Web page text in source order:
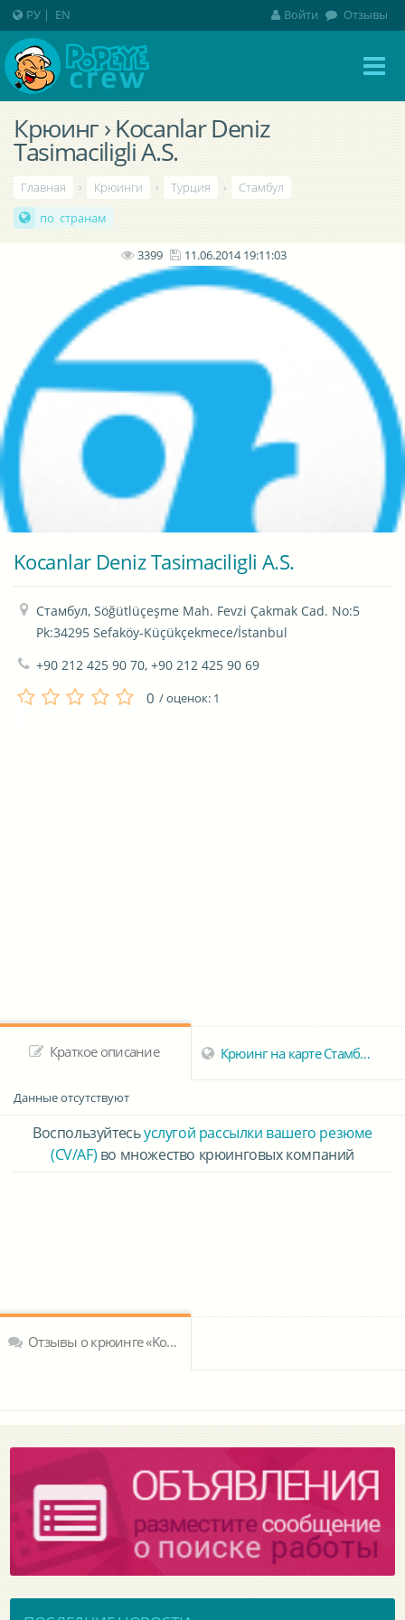
Крюинг › Kocanlar Deniz
Tasimaciligli A.S.
Главная › Крюинги › Турция ›
Стамбул
по странам
3399 11.06.2014 19:11:03
Kocanlar Deniz Tasimaciligli A.S.
Стамбул, Söğütlüçeşme Mah. Fevzi Çakmak Cad. No:5
Pk:34295 Sefaköy-Küçükçekmece/İstanbul
+90 212 425 90 70, +90 212 425 90 69
0 / оценок: 1
Краткое описание Крюинг на карте Стамбула
Данные отсутствуют
Воспользуйтесьуслугой рассылки вашего резюме
(CV/AF) во множество крюинговых компаний
Отзывы о крюинге «Kocanlar Deniz Tasimaciligli A.S.»
РУ | EN Войти Отзывы